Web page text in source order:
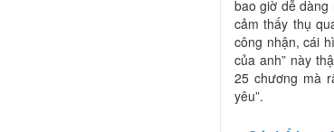
bao giờ dễ
cảm thấy thụ
công nhận, cái
của anh” này
25 chương mà
yêu”.